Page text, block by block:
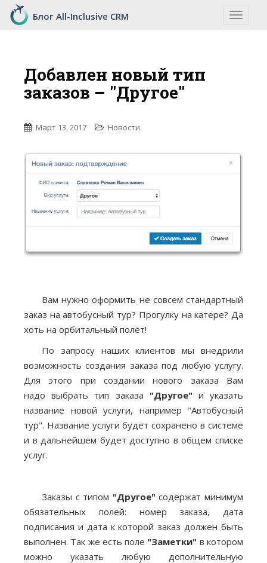
Блог All-Inclusive CRM
Добавлен новый тип
заказов – "Другое"
Март 13, 2017 Новости
Вам нужно оформить не совсем стандартный
заказ на автобусный тур? Прогулку на катере? Да
хоть на орбитальный полёт!
По запросу наших клиентов мы внедрили
возможность создания заказа под любую услугу.
Для этого при создании нового заказа Вам
надо выбрать тип заказа "Другое" и указать
название новой услуги, например "Автобусный
тур". Название услуги будет сохранено в системе
и в дальнейшем будет доступно в общем списке
услуг.
Заказы с типом "Другое" содержат минимум
обязательных полей: номер заказа, дата
подписания и дата к которой заказ должен быть
выполнен. Так же есть поле "Заметки" в котором
можно указать любую дополнительную